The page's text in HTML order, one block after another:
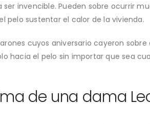
invencible. Pueden sobre ocurrir
pelo sustentar el calor de la vivienda.
cuyos aniversario cayeron
hacia el pelo sin importar que sea
de una dama